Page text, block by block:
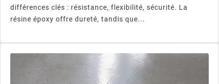
différences clés : résistance, flexibilité, sécurité. La
résine époxy offre dureté, tandis que...